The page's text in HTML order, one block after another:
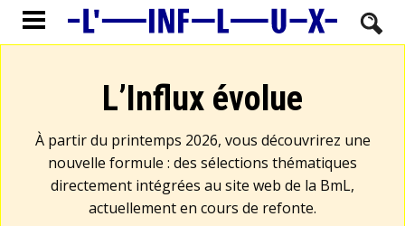
L’Influx évolue
À partir du printemps 2026, vous découvrirez une
nouvelle formule : des sélections thématiques
directement intégrées au site web de la BmL,
actuellement en cours de refonte.